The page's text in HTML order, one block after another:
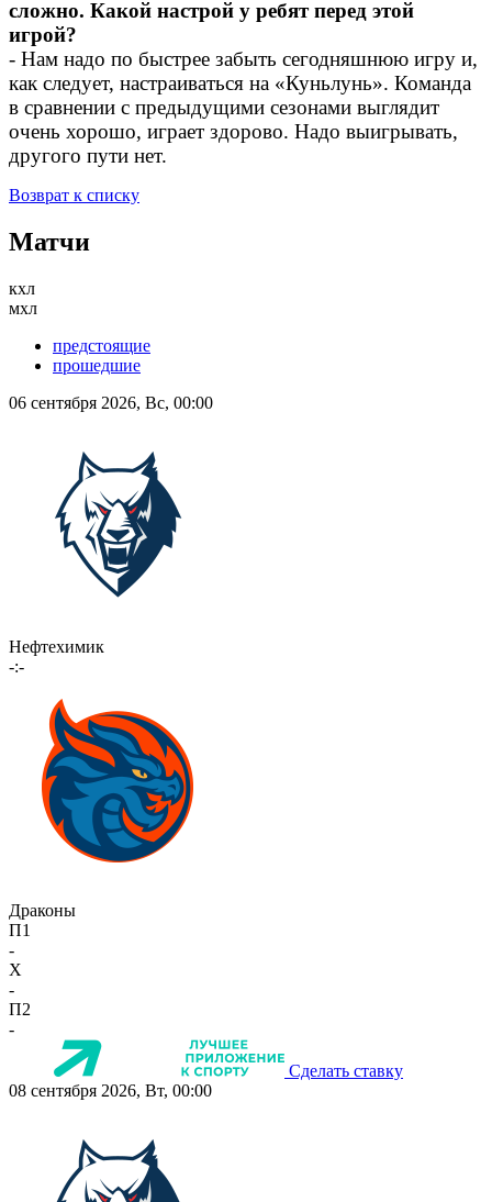
сложно. Какой настрой у ребят перед этой
игрой?
- Нам надо по быстрее забыть сегодняшнюю игру и,
как следует, настраиваться на «Куньлунь». Команда
в сравнении с предыдущими сезонами выглядит
очень хорошо, играет здорово. Надо выигрывать,
другого пути нет.
Возврат к списку
Матчи
кхл
мхл
предстоящие
прошедшие
06 сентября 2026, Вс, 00:00
Нефтехимик
-:-
Драконы
П1
-
X
-
П2
-
Сделать ставку
08 сентября 2026, Вт, 00:00